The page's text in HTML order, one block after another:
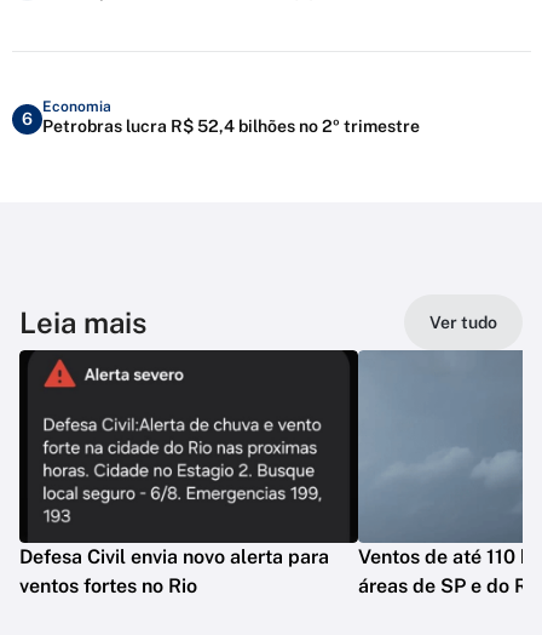
6
Economia
Petrobras lucra R$ 52,4 bilhões no 2º trimestre
Leia mais Ver tudo
Defesa Civil envia novo alerta para
ventos fortes no Rio
Ventos de até 110
áreas de SP e do Rio